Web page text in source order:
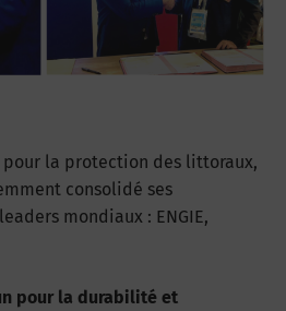
pour la protection des littoraux,
consolidé ses
mondiaux : ENGIE,
pour la durabilité et